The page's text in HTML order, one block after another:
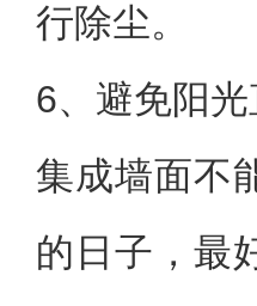
行除尘。
6、避免阳
集成墙面不
的日子，最